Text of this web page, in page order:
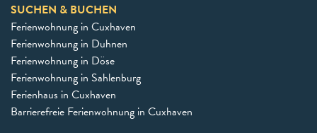
SUCHEN & BUCHEN
Ferienwohnung in Cuxhaven
Ferienwohnung in Duhnen
Ferienwohnung in Döse
Ferienwohnung in Sahlenburg
Ferienhaus in Cuxhaven
Barrierefreie Ferienwohnung in Cuxhaven